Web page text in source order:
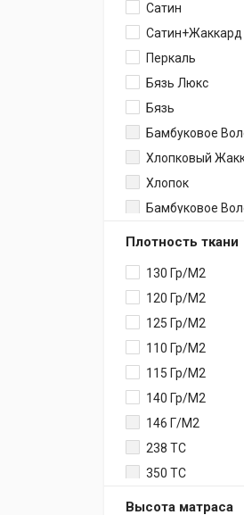
Сатин
Сатин+Жаккард
Перкаль
Бязь Люкс
Бязь
Бамбуковое
Хлопковый
Хлопок
Бамбуковое
Трикотаж
Жаккардовый
Креп
Хлопок / Вискоза
Тенсел Люкс
Микрофибра
Тенсел
Жаккард
Лен С Хлопком
Твил-Сатин
Плотность ткани
130 Гр/м2
120 Гр/м2
125 Гр/м2
110 Гр/м2
115 Гр/м2
140 Гр/м2
146 Г/м2
238 ТС
350 TC
Высота матраса